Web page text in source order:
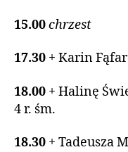
15.00chrzest
17.30 + Karin
18.00 + Halinę
4 r. śm.
18.30 + Tadeusza